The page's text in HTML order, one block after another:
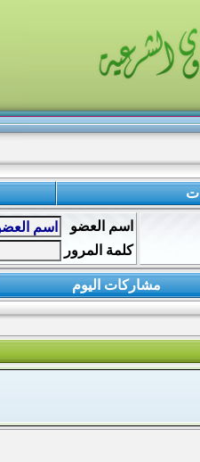
اسم العضو
كلمة المرور
مشاركات اليوم